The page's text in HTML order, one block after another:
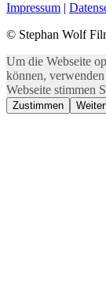
Impressum |
© Stephan Wolf
Um die Webseite
können,
Webseite stimmen
Zustimmen